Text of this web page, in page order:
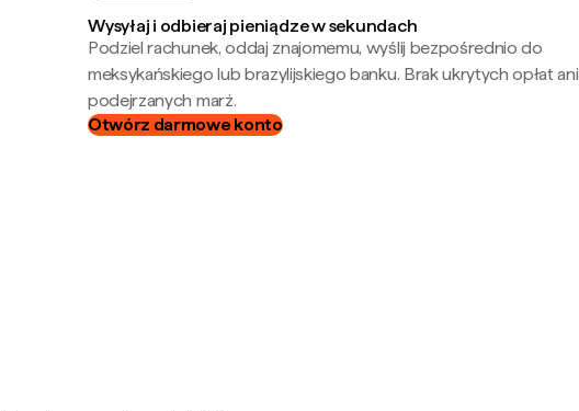
Wysyłaj i odbieraj pieniądze w sekundach
Podziel rachunek, oddaj znajomemu, wyślij bezpośrednio do
meksykańskiego lub brazylijskiego banku. Brak ukrytych opłat ani
podejrzanych marż.
Otwórz darmowe konto